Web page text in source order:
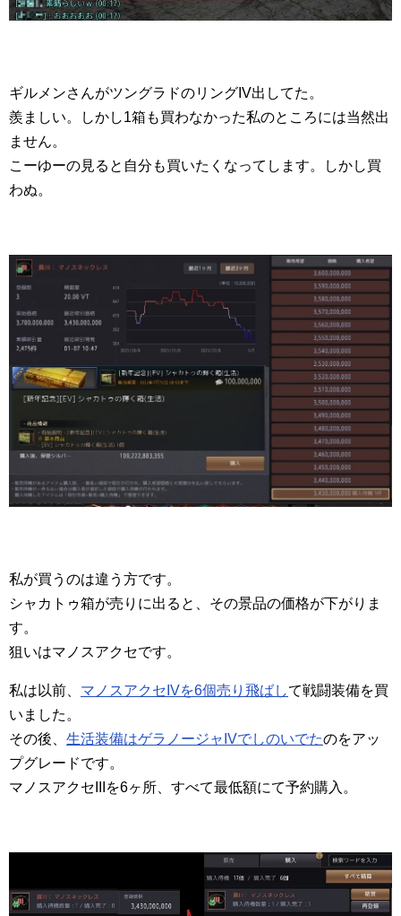
ギルメンさんがツングラドのリングIV出してた。
羨ましい。しかし1箱も買わなかった私のところには当然出
ません。
こーゆーの見ると自分も買いたくなってします。しかし買
わぬ。
私が買うのは違う方です。
シャカトゥ箱が売りに出ると、その景品の価格が下がりま
す。
狙いはマノスアクセです。
私は以前、 マノスアクセIVを6個売り飛ばして戦闘装備を買
いました。
その後、 生活装備はゲラノージャIVでしのいでたのをアッ
プグレードです。
マノスアクセIIIを6ヶ所、すべて最低額にて予約購入。